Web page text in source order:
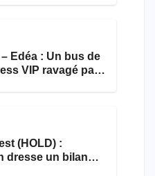
Edéa : Un bus de
VIP ravagé par
(HOLD) :
dresse un bilan